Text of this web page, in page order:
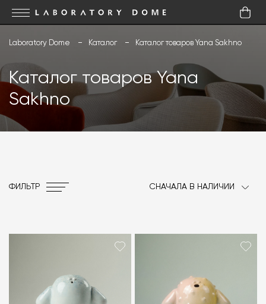
Laboratory Dome Каталог Каталог товаров Yana Sakhno
Каталог товаров Yana
Sakhno
ФИЛЬТР СНАЧАЛА В НАЛИЧИИ